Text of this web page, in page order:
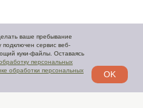
вaшe пpeбывaниe
cepвиc вeб-
куки-фaйлы. Ocтaвaяcь
пepcoнaльныx
oбpaбoтки пepcoнaльныx
OK